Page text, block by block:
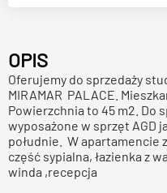
OPIS
Oferujemy do sprzedaży
MIRAMAR PALACE.
Powierzchnia to 45 m2. Do
wyposażone w sprzęt AGD
południe. W apartamencie
część sypialna, łazienka z
winda ,recepcja